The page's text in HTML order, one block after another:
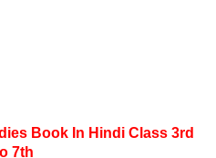
Book In Hindi Class 3rd
7th